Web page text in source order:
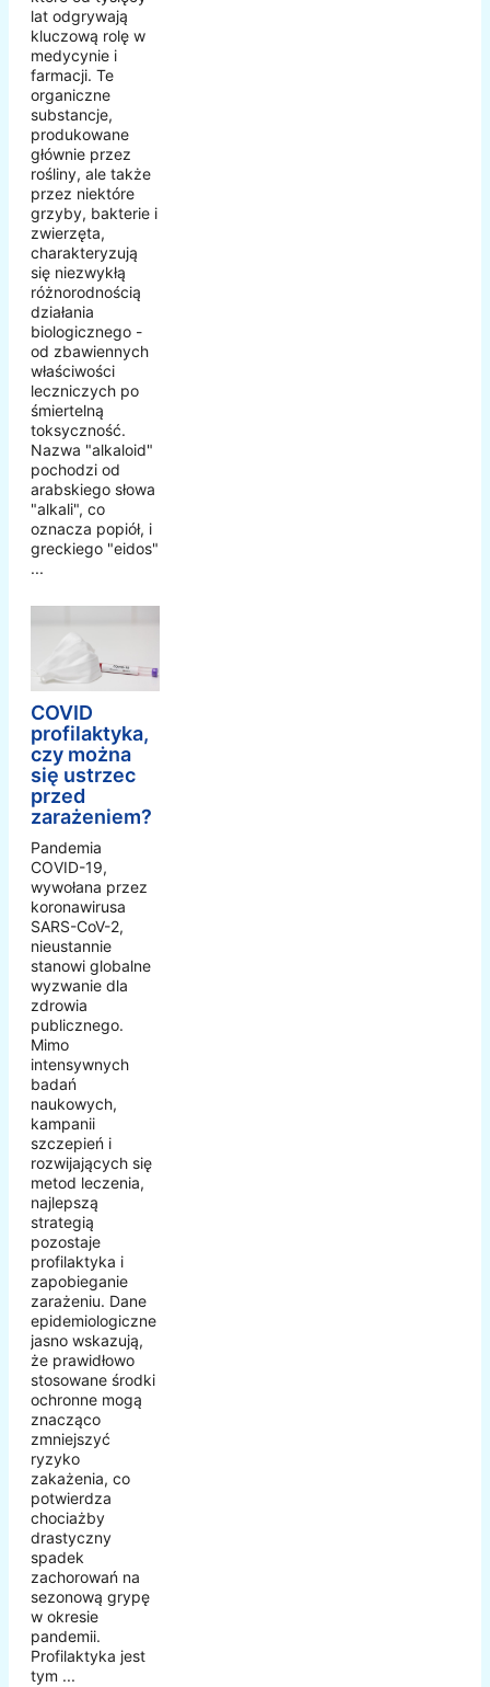
lat odgrywają
kluczową rolę w
medycynie i
farmacji. Te
organiczne
substancje,
produkowane
głównie przez
rośliny, ale także
przez niektóre
grzyby, bakterie i
zwierzęta,
charakteryzują
się niezwykłą
różnorodnością
działania
biologicznego -
od zbawiennych
właściwości
leczniczych po
śmiertelną
toksyczność.
Nazwa "alkaloid"
pochodzi od
arabskiego słowa
"alkali", co
oznacza popiół, i
greckiego "eidos"
...
COVID
profilaktyka,
czy można
się ustrzec
przed
zarażeniem?
Pandemia
COVID-19,
wywołana przez
koronawirusa
SARS-CoV-2,
nieustannie
stanowi globalne
wyzwanie dla
zdrowia
publicznego.
Mimo
intensywnych
badań
naukowych,
kampanii
szczepień i
rozwijających się
metod leczenia,
najlepszą
strategią
pozostaje
profilaktyka i
zapobieganie
zarażeniu. Dane
epidemiologiczne
jasno wskazują,
że prawidłowo
stosowane środki
ochronne mogą
znacząco
zmniejszyć
ryzyko
zakażenia, co
potwierdza
chociażby
drastyczny
spadek
zachorowań na
sezonową grypę
w okresie
pandemii.
Profilaktyka jest
tym ...